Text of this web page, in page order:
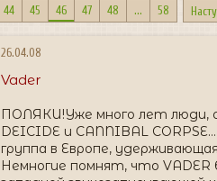
44 45 46 47 48 ... 58
26.04.08
Vader
ПОЛЯКИ!Уже много лет люди,
DEICIDE и CANNIBAL
группа в Европе,
Немногие помнят, что VADER